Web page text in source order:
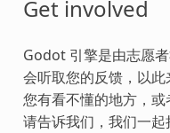
Get involved
Godot 引擎是由志愿
会听取您的反馈，以
您有看不懂的地方，或
请告诉我们，我们一起